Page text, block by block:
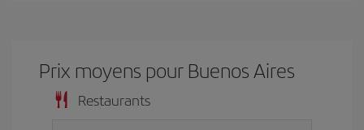
Prix ​​moyens pour Buenos Aires
Restaurants